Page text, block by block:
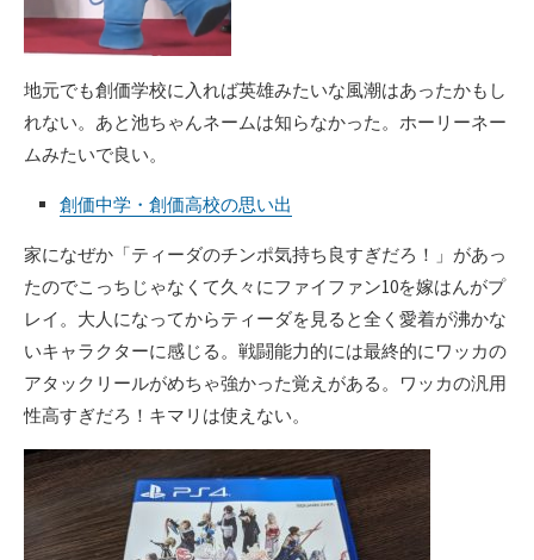
地元でも創価学校に入れば英雄みたいな風潮はあったかもし
れない。あと池ちゃんネームは知らなかった。ホーリーネー
ムみたいで良い。
創価中学・創価高校の思い出
家になぜか「ティーダのチンポ気持ち良すぎだろ！」があっ
たのでこっちじゃなくて久々にファイファン10を嫁はんがプ
レイ。大人になってからティーダを見ると全く愛着が沸かな
いキャラクターに感じる。戦闘能力的には最終的にワッカの
アタックリールがめちゃ強かった覚えがある。ワッカの汎用
性高すぎだろ！キマリは使えない。